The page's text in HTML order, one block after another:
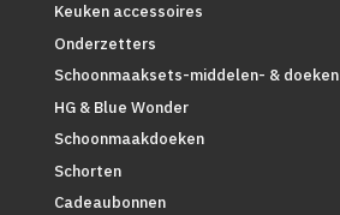
Keuken accessoires
Onderzetters
Schoonmaaksets-middelen- & doeken
HG & Blue Wonder
Schoonmaakdoeken
Schorten
Cadeaubonnen